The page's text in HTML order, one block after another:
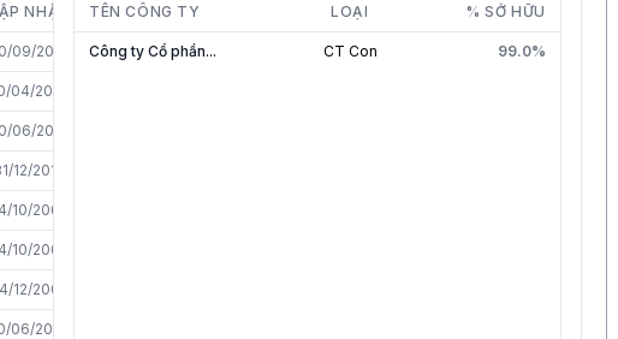
NHẬT
09/2025
04/2026
06/2025
12/2013
10/2009
10/2009
12/2009
06/2020
TÊN CÔNG TY LOẠI % SỞ HỮU
Công ty Cổ phần... CT Con 99.0%